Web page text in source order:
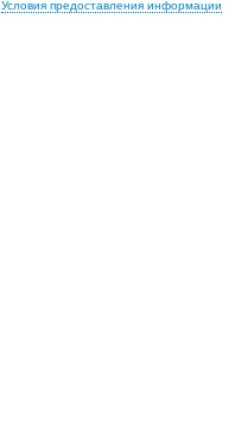
Условия предоставления информации